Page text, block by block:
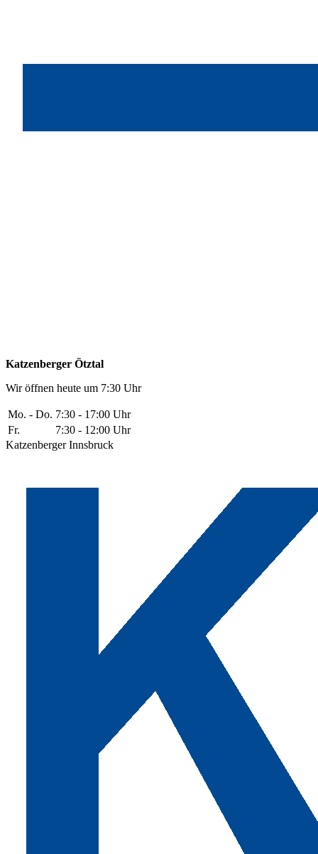
Katzenberger Ötztal
Wir öffnen heute um 7:30 Uhr
Mo. - Do. 7:30 - 17:00 Uhr
Fr.
7:30 - 12:00 Uhr
Katzenberger Innsbruck